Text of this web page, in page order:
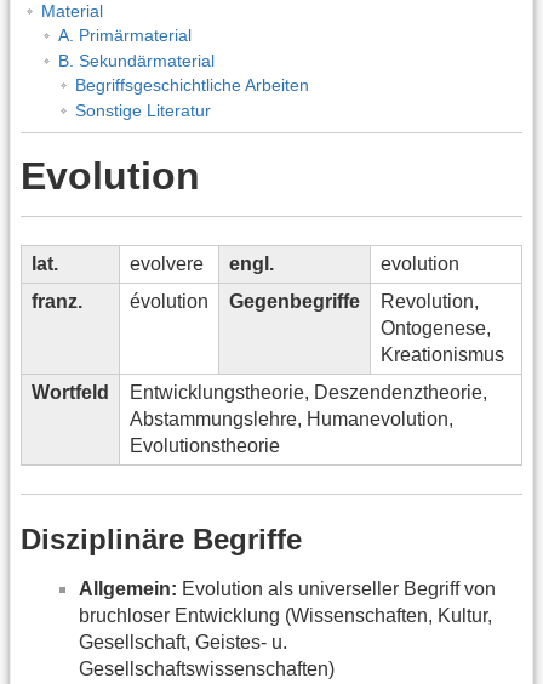
Material
A. Primärmaterial
B. Sekundärmaterial
Begriffsgeschichtliche Arbeiten
Sonstige Literatur
Evolution
lat. evolvere engl.
evolution
franz.
évolution Gegenbegriffe
Revolution,
Ontogenese,
Kreationismus
Wortfeld
Entwicklungstheorie, Deszendenztheorie,
Abstammungslehre, Humanevolution,
Evolutionstheorie
Disziplinäre Begriffe
Allgemein: Evolution als universeller Begriff von
bruchloser Entwicklung (Wissenschaften, Kultur,
Gesellschaft, Geistes- u.
Gesellschaftswissenschaften)